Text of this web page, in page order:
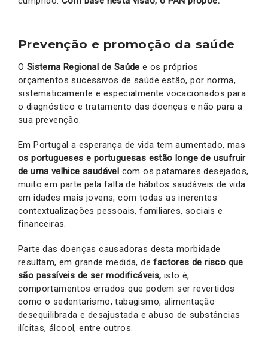
Prevenção e promoção da saúde
O Sistema Regional de Saúde e os próprios
orçamentos sucessivos de saúde estão, por norma,
sistematicamente e especialmente vocacionados para
o diagnóstico e tratamento das doenças e não para a
sua prevenção.
Em Portugal a esperança de vida tem aumentado, mas
os portugueses e portuguesas estão longe de usufruir
de uma velhice saudável com os patamares desejados,
muito em parte pela falta de hábitos saudáveis de vida
em idades mais jovens, com todas as inerentes
contextualizações pessoais, familiares, sociais e
financeiras.
Parte das doenças causadoras desta morbidade
resultam, em grande medida, defactores de risco que
são passíveis de ser modificáveis, isto é,
comportamentos errados que podem ser revertidos
como o sedentarismo, tabagismo, alimentação
desequilibrada e desajustada e abuso de substâncias
ilícitas, álcool, entre outros.